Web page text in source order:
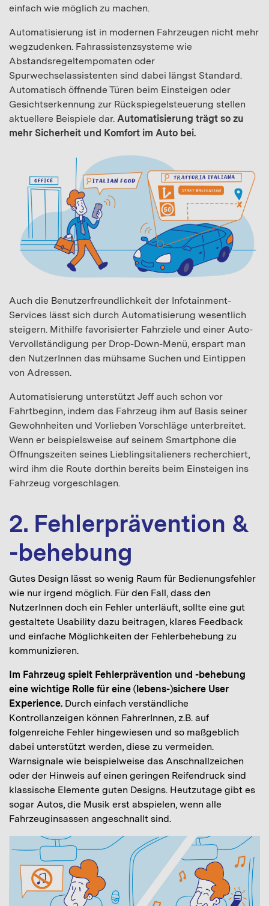
einfach wie möglich zu machen.
Automatisierung ist in modernen Fahrzeugen nicht mehr
wegzudenken. Fahrassistenzsysteme wie
Abstandsregeltempomaten oder
Spurwechselassistenten sind dabei längst Standard.
Automatisch öffnende Türen beim Einsteigen oder
Gesichtserkennung zur Rückspiegelsteuerung stellen
aktuellere Beispiele dar. Automatisierung trägt so zu
mehr Sicherheit und Komfort im Auto bei.
Auch die Benutzerfreundlichkeit der Infotainment-
Services lässt sich durch Automatisierung wesentlich
steigern. Mithilfe favorisierter Fahrziele und einer Auto-
Vervollständigung per Drop-Down-Menü, erspart man
den NutzerInnen das mühsame Suchen und Eintippen
von Adressen.
Automatisierung unterstützt Jeff auch schon vor
Fahrtbeginn, indem das Fahrzeug ihm auf Basis seiner
Gewohnheiten und Vorlieben Vorschläge unterbreitet.
Wenn er beispielsweise auf seinem Smartphone die
Öffnungszeiten seines Lieblingsitalieners recherchiert,
wird ihm die Route dorthin bereits beim Einsteigen ins
Fahrzeug vorgeschlagen.
2. Fehlerprävention &
-behebung
Gutes Design lässt so wenig Raum für Bedienungsfehler
wie nur irgend möglich. Für den Fall, dass den
NutzerInnen doch ein Fehler unterläuft, sollte eine gut
gestaltete Usability dazu beitragen, klares Feedback
und einfache Möglichkeiten der Fehlerbehebung zu
kommunizieren.
Im Fahrzeug spielt Fehlerprävention und -behebung
eine wichtige Rolle für eine (lebens-)sichere User
Experience. Durch einfach verständliche
Kontrollanzeigen können FahrerInnen, z.B. auf
folgenreiche Fehler hingewiesen und so maßgeblich
dabei unterstützt werden, diese zu vermeiden.
Warnsignale wie beispielweise das Anschnallzeichen
oder der Hinweis auf einen geringen Reifendruck sind
klassische Elemente guten Designs. Heutzutage gibt es
sogar Autos, die Musik erst abspielen, wenn alle
Fahrzeuginsassen angeschnallt sind.